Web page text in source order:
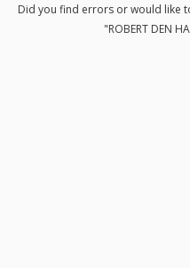
Did you find errors or would like
"ROBERT DEN